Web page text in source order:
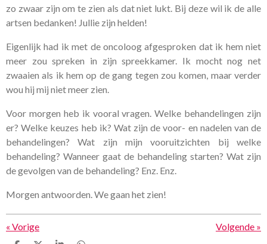
zo zwaar zijn om te zien als dat niet lukt. Bij deze wil ik de alle
artsen bedanken! Jullie zijn helden!
Eigenlijk had ik met de oncoloog afgesproken dat ik hem niet
meer zou spreken in zijn spreekkamer. Ik mocht nog net
zwaaien als ik hem op de gang tegen zou komen, maar verder
wou hij mij niet meer zien.
Voor morgen heb ik vooral vragen. Welke behandelingen zijn
er? Welke keuzes heb ik? Wat zijn de voor- en nadelen van de
behandelingen? Wat zijn mijn vooruitzichten bij welke
behandeling? Wanneer gaat de behandeling starten? Wat zijn
de gevolgen van de behandeling? Enz. Enz.
Morgen antwoorden. We gaan het zien!
« Vorige Volgende »